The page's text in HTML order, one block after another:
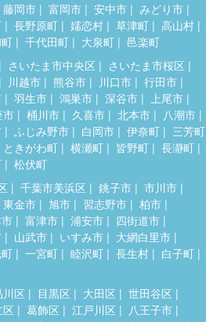
藤岡市 富岡市 安中市
みどり市
長野原町 嬬恋村 草津町
高山村
千代田町 大泉町
邑楽町
さいたま市中央区
さいたま市桜区
川越市
熊谷市 川口市
行田市
羽生市 鴻巣市 深谷市
上尾市
市
桶川市 久喜市 北本市
八潮市
ふじみ野市 白岡市 伊奈町
三芳町
ときがわ町
横瀬町 皆野町
長瀞町
松伏町
千葉市美浜区 銚子市
市川市
東金市
旭市 習志野市
柏市
富津市 浦安市
四街道市
山武市 いすみ市
大網白里市
一宮町 睦沢町 長生村 白子町
川区 目黒区 大田区
世田谷区
葛飾区 江戸川区
八王子市